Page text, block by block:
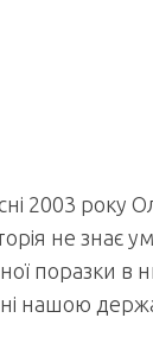
2003 року
не знає
поразки в
нашою